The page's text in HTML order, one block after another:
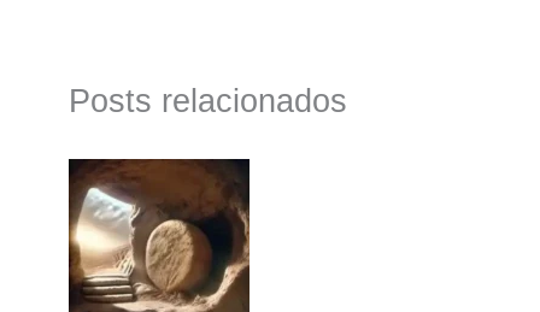
Posts relacionados